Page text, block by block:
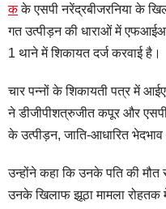
कके एसपी नरेंद्रबीजरनिया के
गत उत्पीड़न की धाराओं में
1 थाने में शिकायत दर्ज करवाई है।
चार पन्नों के शिकायती पत्र में
ने डीजीपीशत्रुजीत कपूर और
के उत्पीड़न, जाति-आधारित
उन्होंने कहा कि उनके पति की
उनके खिलाफ झूठा मामला रोहतक